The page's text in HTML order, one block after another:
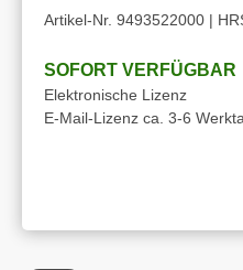
Artikel-Nr. 9493522000 |
SOFORT VERFÜGBAR
Elektronische Lizenz
E-Mail-Lizenz ca. 3-6